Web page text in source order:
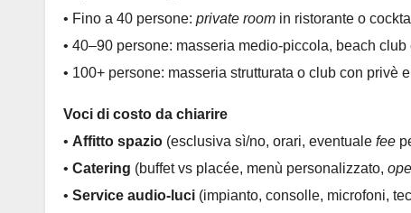
• Fino a 40 persone: private room in ristorante o
• 40–90 persone: masseria medio-piccola, beach club
• 100+ persone: masseria strutturata o club con privè
Voci di costo da chiarire
• Affitto spazio (esclusiva sì/no, orari, eventuale fee
• Catering (buffet vs placée, menù personalizzato,
• Service audio-luci (impianto, consolle, microfoni,